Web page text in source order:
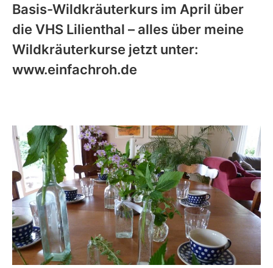
Basis-Wildkräuterkurs im April über
die VHS Lilienthal – alles über meine
Wildkräuterkurse jetzt unter:
www.einfachroh.de